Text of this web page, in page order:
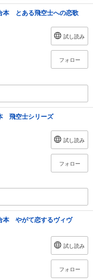
とある飛空士への恋歌
試し読み
フォロー
飛空士シリーズ
試し読み
フォロー
本 やがて恋するヴィヴ
試し読み
フォロー